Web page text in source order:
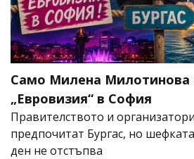
Само Милена Милотинова
„Евровизия“ в София
Правителството и
предпочитат Бургас, но
ден не отстъпва